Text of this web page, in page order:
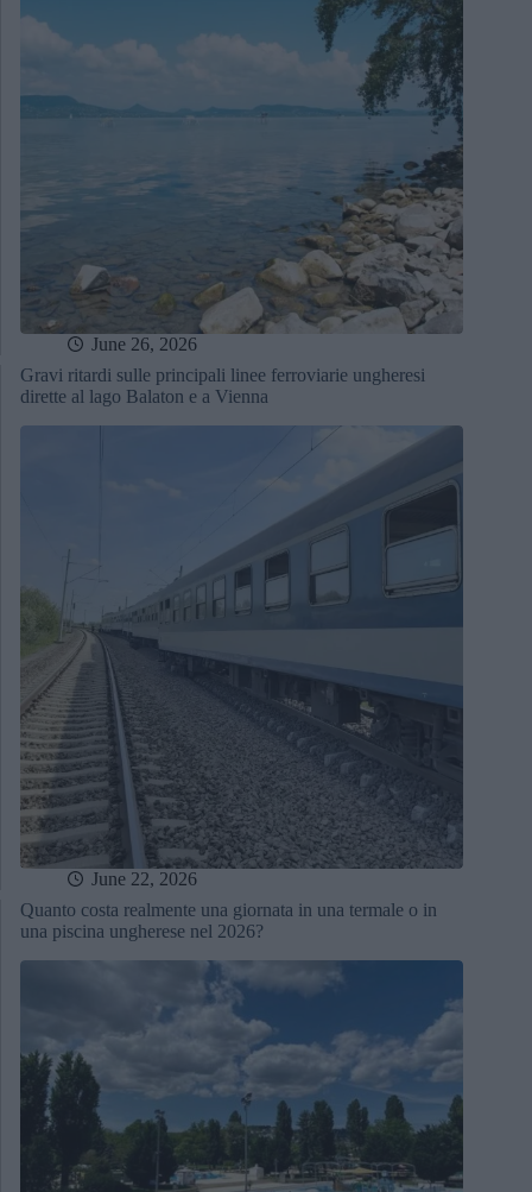
June 26, 2026
Gravi ritardi sulle principali linee ferroviarie ungheresi
dirette al lago Balaton e a Vienna
June 22, 2026
Quanto costa realmente una giornata in una termale o in
una piscina ungherese nel 2026?